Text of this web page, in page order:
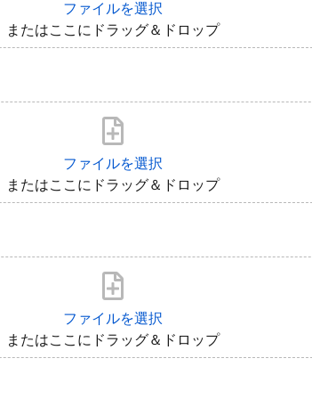
ファイルを選択
またはここにドラッグ＆ドロップ
ファイルを選択
またはここにドラッグ＆ドロップ
ファイルを選択
またはここにドラッグ＆ドロップ